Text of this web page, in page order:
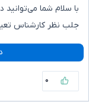
با سلام شما
جلب نظر کارشناس
۰